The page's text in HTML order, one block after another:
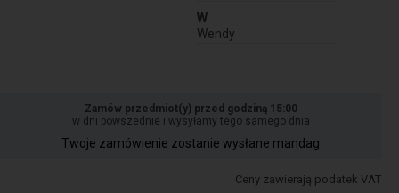
W
Wendy
Zamów przedmiot(y) przed godziną 15:00
w dni powszednie i wysyłamy tego samego dnia
Twoje zamówienie zostanie wysłane mandag
Ceny zawierają podatek VAT